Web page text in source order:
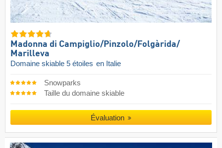
Madonna di Campiglio/​Pinzolo/​Folgàrida/​
Marilleva
Domaine skiable 5 étoiles en Italie
Snowparks
Taille du domaine skiable
Évaluation